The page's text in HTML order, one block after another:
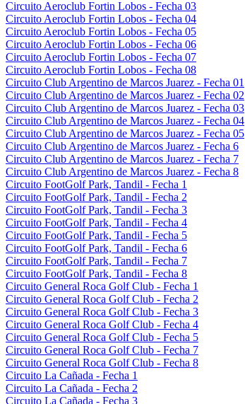
Circuito Aeroclub Fortin Lobos - Fecha 03
Circuito Aeroclub Fortin Lobos - Fecha 04
Circuito Aeroclub Fortin Lobos - Fecha 05
Circuito Aeroclub Fortin Lobos - Fecha 06
Circuito Aeroclub Fortin Lobos - Fecha 07
Circuito Aeroclub Fortin Lobos - Fecha 08
Circuito Club Argentino de Marcos Juarez - Fecha 01
Circuito Club Argentino de Marcos Juarez - Fecha 02
Circuito Club Argentino de Marcos Juarez - Fecha 03
Circuito Club Argentino de Marcos Juarez - Fecha 04
Circuito Club Argentino de Marcos Juarez - Fecha 05
Circuito Club Argentino de Marcos Juarez - Fecha 6
Circuito Club Argentino de Marcos Juarez - Fecha 7
Circuito Club Argentino de Marcos Juarez - Fecha 8
Circuito FootGolf Park, Tandil - Fecha 1
Circuito FootGolf Park, Tandil - Fecha 2
Circuito FootGolf Park, Tandil - Fecha 3
Circuito FootGolf Park, Tandil - Fecha 4
Circuito FootGolf Park, Tandil - Fecha 5
Circuito FootGolf Park, Tandil - Fecha 6
Circuito FootGolf Park, Tandil - Fecha 7
Circuito FootGolf Park, Tandil - Fecha 8
Circuito General Roca Golf Club - Fecha 1
Circuito General Roca Golf Club - Fecha 2
Circuito General Roca Golf Club - Fecha 3
Circuito General Roca Golf Club - Fecha 4
Circuito General Roca Golf Club - Fecha 5
Circuito General Roca Golf Club - Fecha 7
Circuito General Roca Golf Club - Fecha 8
Circuito La Cañada - Fecha 1
Circuito La Cañada - Fecha 2
Circuito La Cañada - Fecha 3